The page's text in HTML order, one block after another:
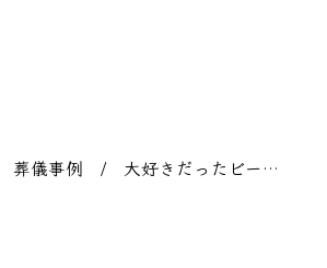
葬儀事例 / 大好きだったビール
をお棺に納めた最後